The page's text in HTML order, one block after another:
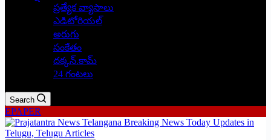
ప్రత్యేక వ్యాసాలు
ఎడిటోరియల్
అరుగు
సంకేతం
దక్కన్.కామ్
24 గంటలు
Search
EPAPER